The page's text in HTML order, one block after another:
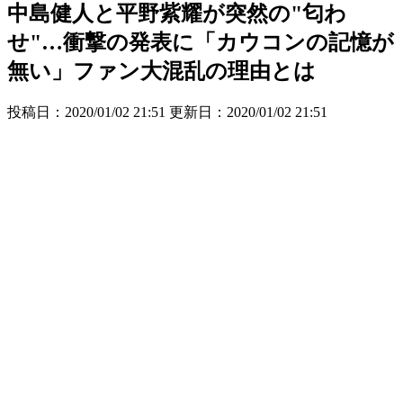
中島健人と平野紫耀が突然の"匂わ
せ"…衝撃の発表に「カウコンの記憶が
無い」ファン大混乱の理由とは
投稿日：2020/01/02 21:51 更新日： 2020/01/02 21:51